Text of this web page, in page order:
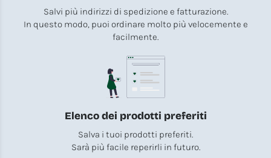
Salvi più indirizzi di spedizione e fatturazione.
In questo modo, puoi ordinare molto più velocemente e
facilmente.
Elenco dei prodotti preferiti
Salva i tuoi prodotti preferiti.
Sarà più facile reperirli in futuro.